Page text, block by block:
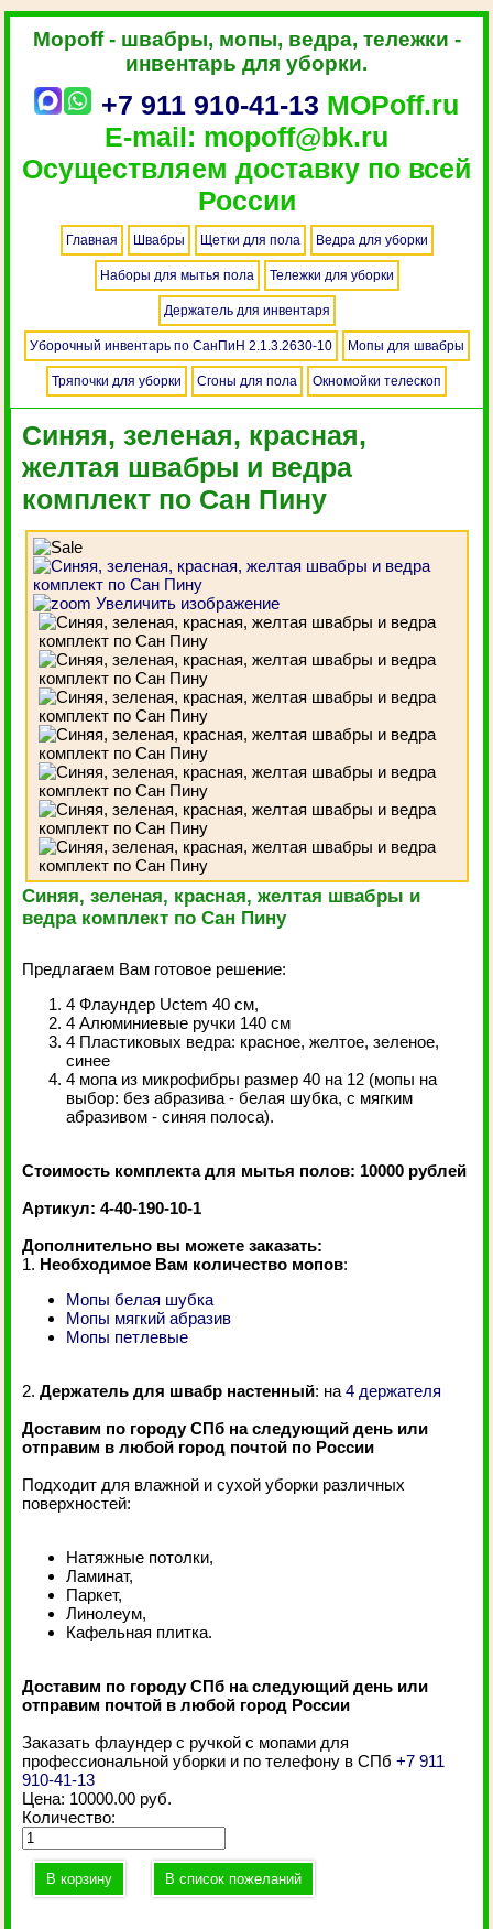
Mopoff - швабры, мопы, ведра, тележки -
инвентарь для уборки.
+7 911 910-41-13 MOPoff.ru
E-mail: mopoff@bk.ru
Осуществляем доставку по всей
России
Главная Швабры Щетки для пола Ведра для уборки
Наборы для мытья пола Тележки для уборки
Держатель для инвентаря
Уборочный инвентарь по СанПиН 2.1.3.2630-10 Мопы для швабры
Тряпочки для уборки Сгоны для пола Окномойки телескоп
Синяя, зеленая, красная,
желтая швабры и ведра
комплект по Сан Пину
Увеличить изображение
Синяя, зеленая, красная, желтая швабры и
ведра комплект по Сан Пину
Предлагаем Вам готовое решение:
4 Флаундер Uctem 40 см,
4 Алюминиевые ручки 140 см
4 Пластиковых ведра: красное, желтое, зеленое,
синее
4 мопа из микрофибры размер 40 на 12 (мопы на
выбор: без абразива - белая шубка, с мягким
абразивом - синяя полоса).
Стоимость комплекта для мытья полов: 10000 рублей
Артикул: 4-40-190-10-1
Дополнительно вы можете заказать:
1. Необходимое Вам количество мопов:
Мопы белая шубка
Мопы мягкий абразив
Мопы петлевые
2.Держатель для швабр настенный: на4 держателя
Доставим по городу СПб на следующий день или
отправим в любой город почтой по России
Подходит для влажной и сухой уборки различных
поверхностей:
Натяжные потолки,
Ламинат,
Паркет,
Линолеум,
Кафельная плитка.
Доставим по городу СПб на следующий день или
отправим почтой в любой город России
Заказать флаундер с ручкой с мопами для
профессиональной уборки и по телефону в СПб+7 911
910-41-13
Цена: 10000.00 руб.
Количество: